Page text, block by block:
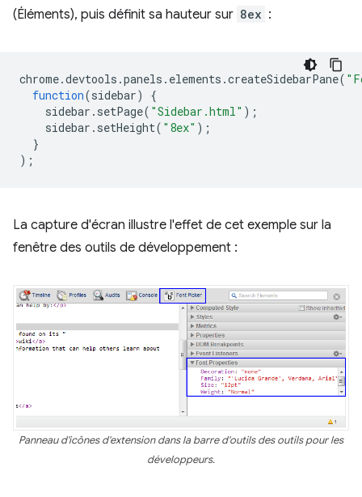
(Éléments), puis définit sa hauteur sur 8ex :
chrome.devtools .panels . elements .createSidebarPane(
function(sidebar)
{
sidebar . setPage( "Sidebar.html" );
sidebar . setHeight( "8ex" );
}
);
La capture d'écran illustre l'effet de cet exemple sur la
fenêtre des outils de développement :
Panneau d'icônes d'extension dans la barre d'outils des outils pour les
développeurs.